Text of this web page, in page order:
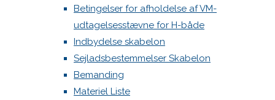
Betingelser for afholdelse af VM-
udtagelsesstævne for H-både
Indbydelse skabelon
Sejladsbestemmelser Skabelon
Bemanding
Materiel Liste
mailadresse
vil ikke
blive
publiceret.
Krævede
felter er